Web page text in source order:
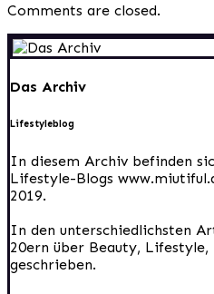
Comments are closed.
Das Archiv
Lifestyleblog
In diesem Archiv befinden
Lifestyle-Blogs
2019.
In den unterschiedlichsten
20ern über Beauty, Lifestyle,
geschrieben.